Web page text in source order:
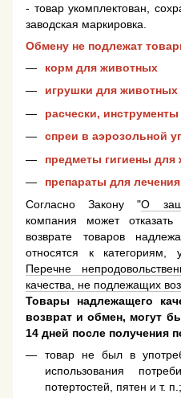
- товар укомплектован,
заводская маркировка.
Обмену не подлежат
корм для животных
игрушки для животных
расчески,
спреи в аэрозольной
предметы гигиены для
препараты для
Согласно Закону "О
компания может
возврате товаров
относятся к
Перечне
качества, не подлежащих
Товары надлежащего
возврат и обмен, могут
14 дней после получения
товар не был в
использования
потертостей, пятен и т. п.;